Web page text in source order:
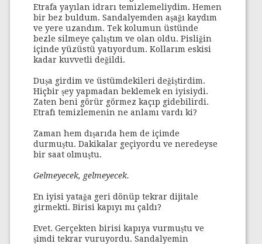
Etrafa yayılan idrarı temizlemeliydim. Hemen
bir bez buldum. Sandalyemden aşağı kaydım
ve yere uzandım. Tek kolumun üstünde
bezle silmeye çalıştım ve olan oldu. Pisliğin
içinde yüzüstü yatıyordum. Kollarım eskisi
kadar kuvvetli değildi.
Duşa girdim ve üstümdekileri değiştirdim.
Hiçbir şey yapmadan beklemek en iyisiydi.
Zaten beni görür görmez kaçıp gidebilirdi.
Etrafı temizlemenin ne anlamı vardı ki?
Zaman hem dışarıda hem de içimde
durmuştu. Dakikalar geçiyordu ve neredeyse
bir saat olmuştu.
Gelmeyecek, gelmeyecek.
En iyisi yatağa geri dönüp tekrar dijitale
girmekti. Birisi kapıyı mı çaldı?
Evet. Gerçekten birisi kapıya vurmuştu ve
şimdi tekrar vuruyordu. Sandalyemin